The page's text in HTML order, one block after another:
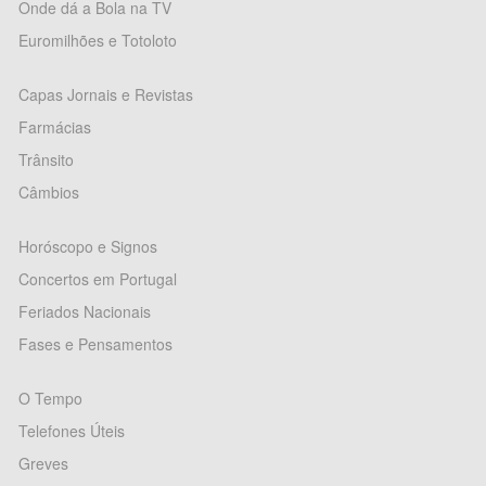
Onde dá a Bola na TV
Euromilhões e Totoloto
Capas Jornais e Revistas
Farmácias
Trânsito
Câmbios
Horóscopo e Signos
Concertos em Portugal
Feriados Nacionais
Fases e Pensamentos
O Tempo
Telefones Úteis
Greves